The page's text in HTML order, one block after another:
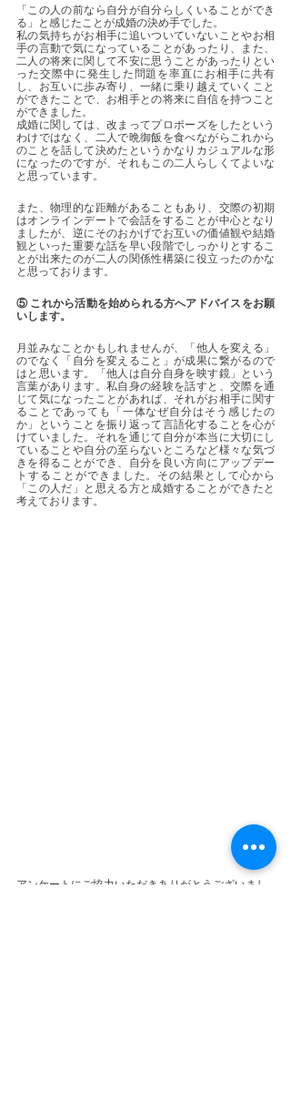
「この人の前なら自分が自分らしくいることができ
る」と感じたことが成婚の決め手でした。
私の気持ちがお相手に追いついていないことやお相
手の言動で気になっていることがあったり、また、
二人の将来に関して不安に思うことがあったりとい
った交際中に発生した問題を率直にお相手に共有
し、お互いに歩み寄り、一緒に乗り越えていくこと
ができたことで、お相手との将来に自信を持つこと
ができました。
成婚に関しては、改まってプロポーズをしたという
わけではなく、二人で晩御飯を食べながらこれから
のことを話して決めたというかなりカジュアルな形
になったのですが、それもこの二人らしくてよいな
と思っています。
また、物理的な距離があることもあり、交際の初期
はオンラインデートで会話をすることが中心となり
ましたが、逆にそのおかげでお互いの価値観や結婚
観といった重要な話を早い段階でしっかりとするこ
とが出来たのが二人の関係性構築に役立ったのかな
と思っております。
⑤ これから活動を始められる方へアドバイスをお願
いします。
月並みなことかもしれませんが、「他人を変える」
のでなく「自分を変えること」が成果に繋がるので
はと思います。「他人は自分自身を映す鏡」という
言葉があります。私自身の経験を話すと、交際を通
じて気になったことがあれば、それがお相手に関す
ることであっても「一体なぜ自分はそう感じたの
か」ということを振り返って言語化することを心が
けていました。それを通じて自分が本当に大切にし
ていることや自分の至らないところなど様々な気づ
きを得ることができ、自分を良い方向にアップデー
トすることができました。その結果として心から
「この人だ」と思える方と成婚することができたと
考えております。
アンケートにご協力いただきありがとうございまし